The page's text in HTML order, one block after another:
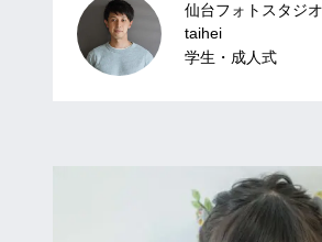
仙台フォトスタジオ
taihei
学生・成⼈式